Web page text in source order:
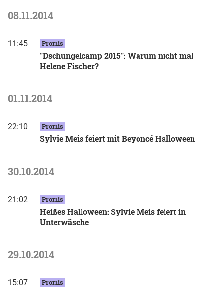
08.11.2014
11:45 Promis
"Dschungelcamp 2015": Warum nicht mal
Helene Fischer?
01.11.2014
22:10 Promis
Sylvie Meis feiert mit Beyoncé Halloween
30.10.2014
21:02 Promis
Heißes Halloween: Sylvie Meis feiert in
Unterwäsche
29.10.2014
15:07 Promis